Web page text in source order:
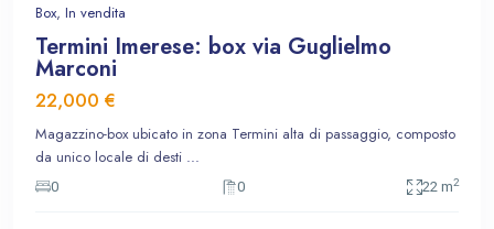
Box, In vendita
Termini Imerese: box via Guglielmo
Marconi
22,000 €
Magazzino-box ubicato in zona Termini alta di passaggio, composto
da unico locale di desti ...
0 0 22 m2